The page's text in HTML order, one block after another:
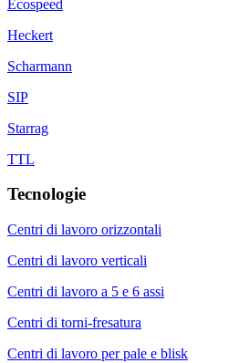
Ecospeed
Heckert
Scharmann
SIP
Starrag
TTL
Tecnologie
Centri di lavoro orizzontali
Centri di lavoro verticali
Centri di lavoro a 5 e 6 assi
Centri di torni-fresatura
Centri di lavoro per pale e blisk